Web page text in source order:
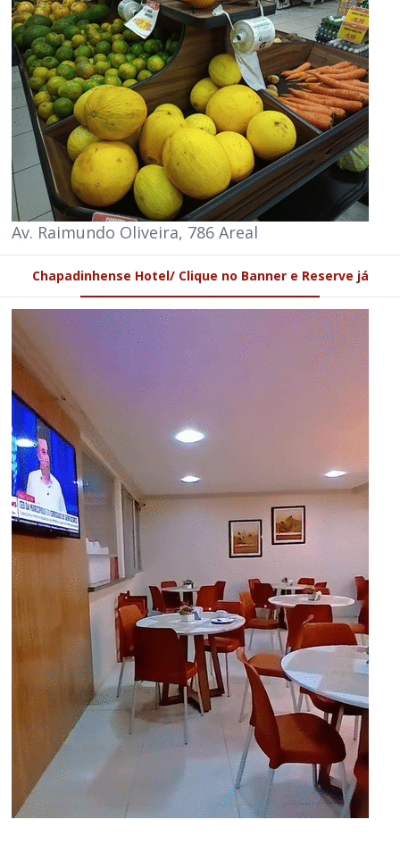
Av. Raimundo Oliveira, 786 Areal
Chapadinhense Hotel/ Clique no Banner e Reserve já